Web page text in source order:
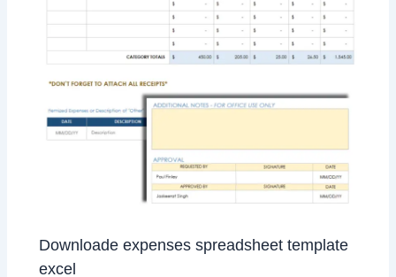
Downloade expenses spreadsheet template
excel